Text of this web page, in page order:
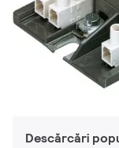
Descărcări